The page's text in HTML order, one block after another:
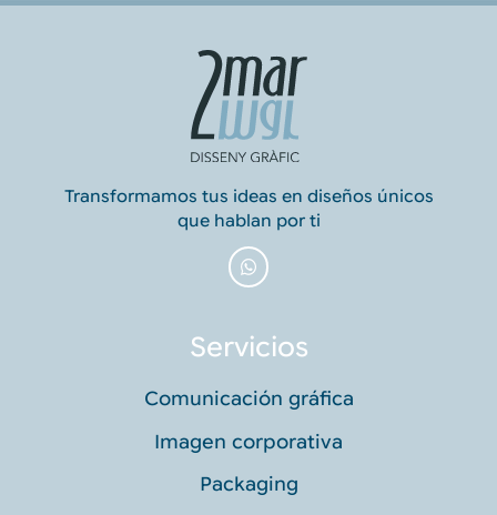
Transformamos tus ideas en diseños únicos
que hablan por ti
Servicios
Comunicación gráfica
Imagen corporativa
Packaging